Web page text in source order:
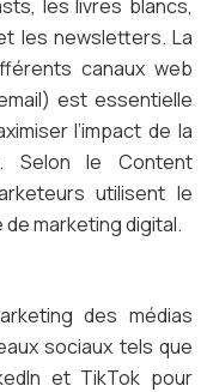
les livres blancs,
les newsletters. La
canaux web
est essentielle
l’impact de la
Selon le Content
utilisent le
marketing digital.
des médias
sociaux tels que
et TikTok pour